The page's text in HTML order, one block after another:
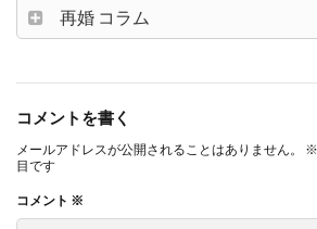
再婚 コラム
コメントを書く
メールアドレスが公開されることはありません。 ※
目です
コメント ※